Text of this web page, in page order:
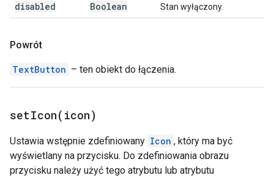
disabled Boolean Stan wyłączony.
Powrót
TextButton – ten obiekt do łączenia.
setIcon( icon)
Ustawia wstępnie zdefiniowany Icon , który ma być
wyświetlany na przycisku. Do zdefiniowania obrazu
przycisku należy użyć tego atrybutu lub atrybutu